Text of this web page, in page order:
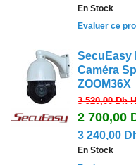
En Stock
Evaluer ce
SecuEasy
Caméra
ZOOM36X
3 520,00 Dh
2 700,00
3 240,00
En Stock